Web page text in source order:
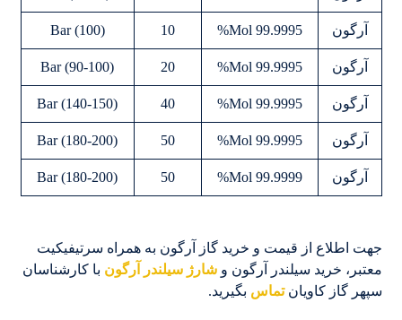
آرگون 99.9995 Mol%
10
(100) Bar
آرگون 99.9995 Mol%
20
(90-100) Bar
آرگون 99.9995 Mol%
40
(140-150) Bar
آرگون 99.9995 Mol%
50
(180-200) Bar
آرگون 99.9999 Mol%
50
(180-200) Bar
جهت اطلاع از قیمت و خرید گاز آرگون به همراه سرتیفیکیت
معتبر، خرید سیلندر آرگون وشارژ سیلندر آرگون با کارشناسان
سپهر گاز کاویانتماس بگیرید.